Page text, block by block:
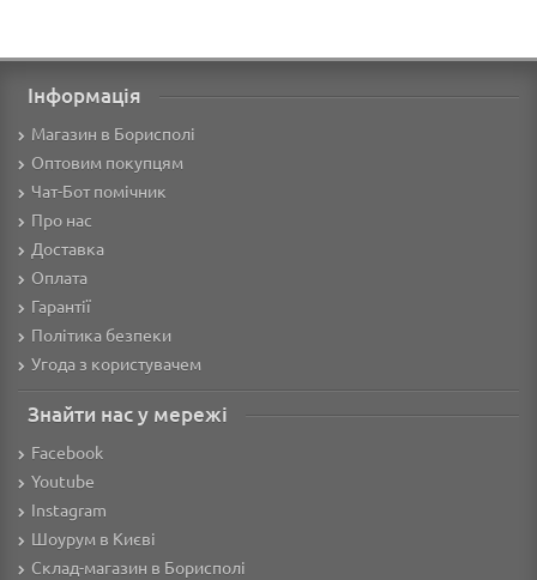
Інформація
Магазин в Борисполі
Оптовим покупцям
Чат-Бот помічник
Про нас
Доставка
Оплата
Гарантії
Політика безпеки
Угода з користувачем
Знайти нас у мережі
Facebook
Youtube
Instagram
Шоурум в Києві
Склад-магазин в Борисполі